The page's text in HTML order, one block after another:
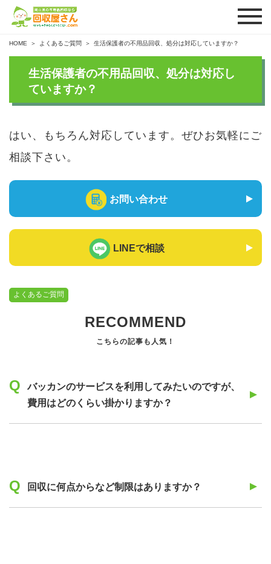
HOME よくあるご質問 生活保護者の不用品回収、処分は対応していますか？
生活保護者の不用品回収、処分は対応し
ていますか？
はい、もちろん対応しています。ぜひお気軽にご
相談下さい。
お問い合わせ
LINEで相談
よくあるご質問
RECOMMEND
バッカンのサービスを利用してみたいのですが、
費用はどのくらい掛かりますか？
回収に何点からなど制限はありますか？